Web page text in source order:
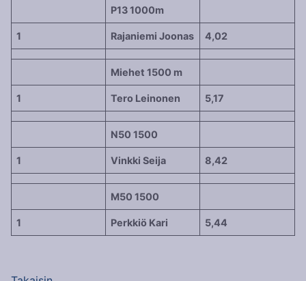
P13 1000m
1 Rajaniemi Joonas 4,02
Miehet 1500 m
1 Tero Leinonen 5,17
N50 1500
1 Vinkki Seija 8,42
M50 1500
1 Perkkiö Kari 5,44